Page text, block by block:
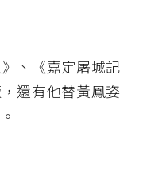
、《嘉定屠城記
還有他替黃鳳姿